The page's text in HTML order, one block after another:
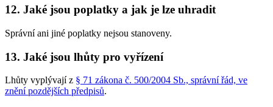
12. Jaké jsou poplatky a jak je lze uhradit
Správní ani jiné poplatky nejsou stanoveny.
13. Jaké jsou lhůty pro vyřízení
Lhůty vyplývají z § 71 zákona č. 500/2004 Sb., správní řád, ve
znění pozdějších předpisů.